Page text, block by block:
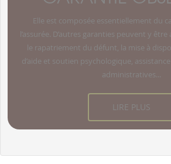
Elle est composée essentiellement du
l’assurée. D’autres garanties peuvent y
le rapatriement du défunt, la mise à
d’aide et soutien psychologique,
administratives...
LIRE PLUS